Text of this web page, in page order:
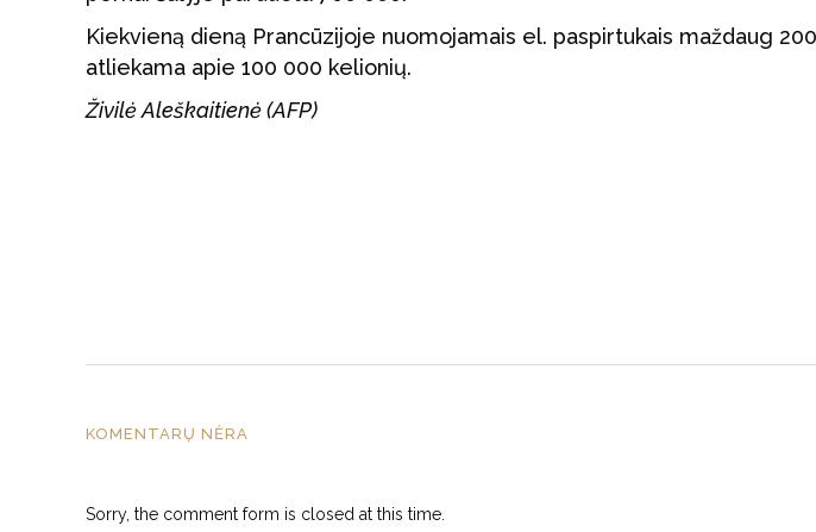
Kiekvieną dieną Prancūzijoje nuomojamais el. paspirtukais maždaug
atliekama apie 100 000 kelionių.
Živilė Aleškaitienė (AFP)
KOMENTARŲ NĖRA
Sorry, the comment form is closed at this time.